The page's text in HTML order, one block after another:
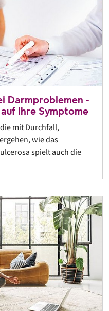
Darmproblemen -
Ihre Symptome
mit Durchfall,
wie das
spielt auch die